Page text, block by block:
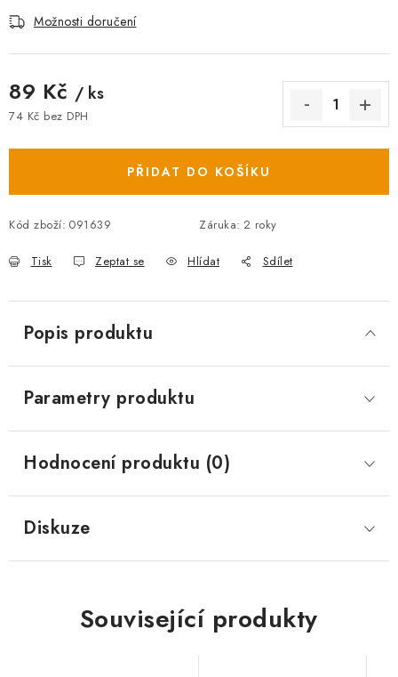
Možnosti doručení
89 Kč / ks
74 Kč bez DPH
PŘIDAT DO KOŠÍKU
Kód zboží: 091639 Záruka: 2 roky
Tisk Zeptat se Hlídat Sdílet
Popis produktu
Parametry produktu
Hodnocení produktu (0)
Diskuze
Související produkty